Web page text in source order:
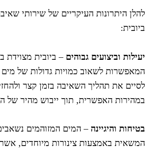
היתרונות העיקריים של שירותי
וביצועים גבוהים– ביובית מצוידת
לשאוב כמויות גדולות של מים
את תהליך השאיבה בזמן קצר
האפשרית, תוך ייבוש מהיר של
והיגיינה– המים המזוהמים נשאבים
באמצעות צינורות מיוחדים,